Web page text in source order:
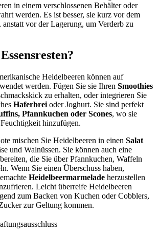
in einem verschlossenen Behälter oder
werden. Es ist besser, sie kurz vor dem
anstatt vor der Lagerung, um Verderb zu
Heidelbeeren können auf
werden. Fügen Sie sie Ihren Smoothies
zu erhalten, oder integrieren Sie
Haferbrei oder Joghurt. Sie sind perfekt
Pfannkuchen oder Scones, wo sie
hinzufügen.
mischen Sie Heidelbeeren in einen Salat
und Walnüssen. Sie können auch eine
die Sie über Pfannkuchen, Waffeln
Wenn Sie einen Überschuss haben,
Heidelbeermarmelade herzustellen
Leicht überreife Heidelbeeren
zum Backen von Kuchen oder Cobblers,
zur Geltung kommen.